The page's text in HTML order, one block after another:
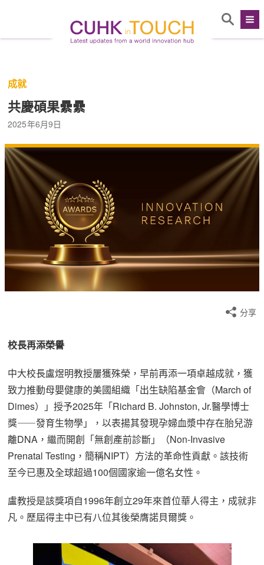
成就
共慶碩果纍纍
2025年6月9日
分享
校長再添榮譽
中大校長盧煜明教授屢獲殊榮，早前再添一項卓越成就，獲
致力推動母嬰健康的美國組織「出生缺陷基金會（March of
Dimes）」授予2025年「Richard B. Johnston, Jr.醫學博士
獎⸺發育生物學」，以表揚其發現孕婦血漿中存在胎兒游
離DNA，繼而開創「無創產前診斷」（Non-Invasive
Prenatal Testing，簡稱NIPT）方法的革命性貢獻。該技術
至今已惠及全球超過100個國家逾一億名女性。
盧教授是該獎項自1996年創立29年來首位華人得主，成就非
凡。歷屆得主中已有八位其後榮膺諾貝爾獎。